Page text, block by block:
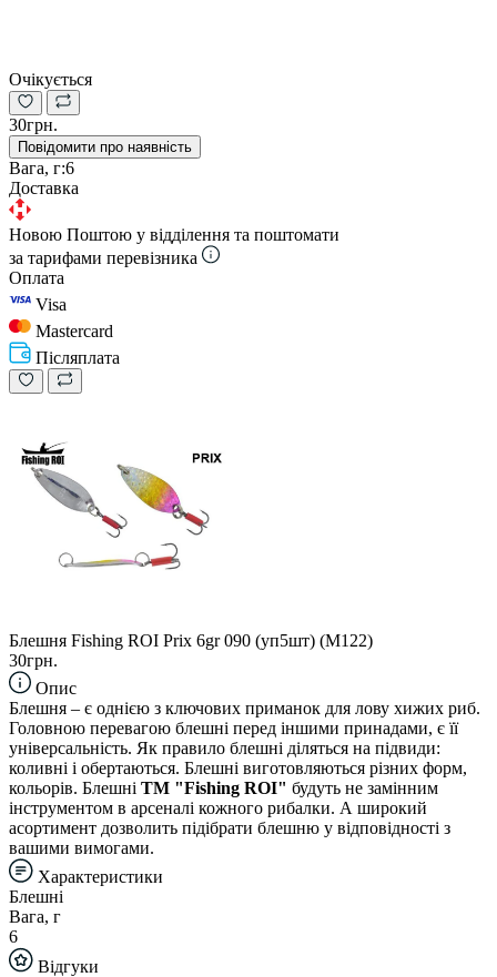
Очікується
30грн.
Повідомити про наявність
Вага, г:6
Доставка
Новою Поштою у відділення та поштомати
за тарифами перевізника
Оплата
Visa
Mastercard
Післяплата
Блешня Fishing ROI Prix 6gr 090 (уп5шт) (M122)
30грн.
Опис
Блешня – є однією з ключових приманок для лову хижих риб.
Головною перевагою блешні перед іншими принадами, є її
універсальність. Як правило блешні діляться на підвиди:
коливні і обертаються. Блешні виготовляються різних форм,
кольорів. Блешні TM "Fishing ROI" будуть не замінним
інструментом в арсеналі кожного рибалки. А широкий
асортимент дозволить підібрати блешню у відповідності з
вашими вимогами.
Характеристики
Блешні
Вага, г
6
Відгуки